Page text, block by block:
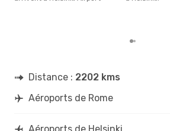
Distance : 2202 kms
Aéroports de Rome